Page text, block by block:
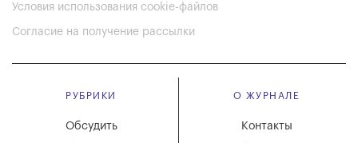
Условия использования cookie-файлов
Согласие на получение рассылки
РУБРИКИ
Обсудить
О ЖУРНАЛЕ
Контакты